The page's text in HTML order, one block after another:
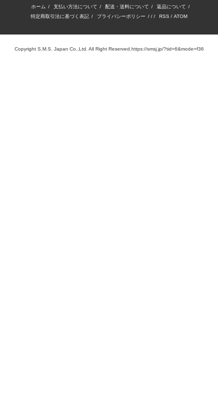
ホーム / 支払い方法について / 配送・送料について / 返品について /
特定商取引法に基づく表記 / プライバシーポリシー / / / RSS / ATOM
Copyright S.M.S. Japan Co.,Ltd. All Right Reserved.https://smsj.jp/?tid=6&mode=f36